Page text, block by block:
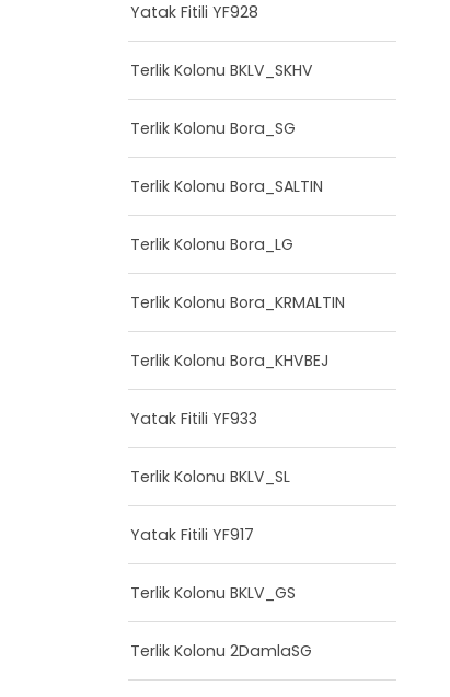
Yatak Fitili YF928
Terlik Kolonu BKLV_SKHV
Terlik Kolonu Bora_SG
Terlik Kolonu Bora_SALTIN
Terlik Kolonu Bora_LG
Terlik Kolonu Bora_KRMALTIN
Terlik Kolonu Bora_KHVBEJ
Yatak Fitili YF933
Terlik Kolonu BKLV_SL
Yatak Fitili YF917
Terlik Kolonu BKLV_GS
Terlik Kolonu 2DamlaSG